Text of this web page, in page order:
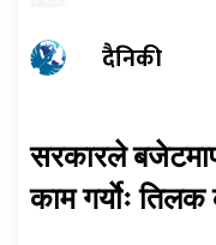
दैनिकी
सरकारले
काम गर्याेः तिलक